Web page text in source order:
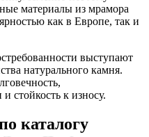
материалы из мрамора
как в Европе, так и
выступают
натурального камня.
стойкость к износу.
каталогу